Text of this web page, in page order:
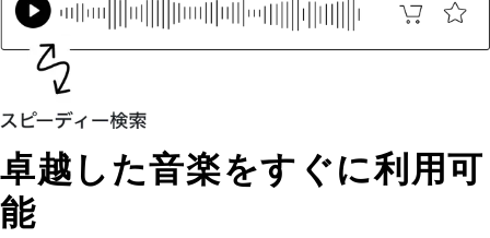
卓越した音楽をすぐに利用可
能